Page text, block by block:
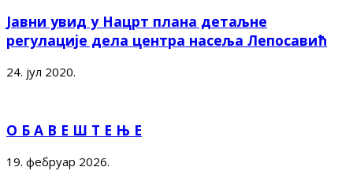
Јавни увид у Нацрт плана детаљне
регулације дела центра насеља Лепосавић
24. јул 2020.
О Б А В Е Ш Т Е Њ Е
19. фебруар 2026.